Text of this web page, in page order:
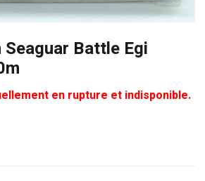
Battle Egi
en rupture et indisponible.